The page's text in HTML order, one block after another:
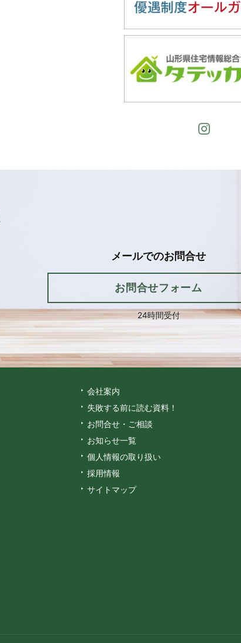
メールでのお問合せ
お問合せフォーム
24時間受付
会社案内
失敗する前に読む資料！
お問合せ・ご相談
お知らせ一覧
個人情報の取り扱い
採用情報
サイトマップ